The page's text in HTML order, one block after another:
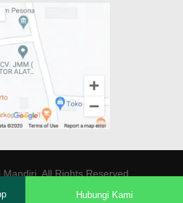
Mandiri. All Rights Reserved.
Hubungi Kami